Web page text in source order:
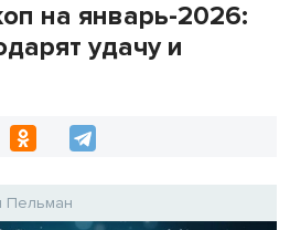
на январь-2026:
удачу и
Пельман